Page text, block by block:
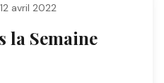
12 avril 2022
la Semaine